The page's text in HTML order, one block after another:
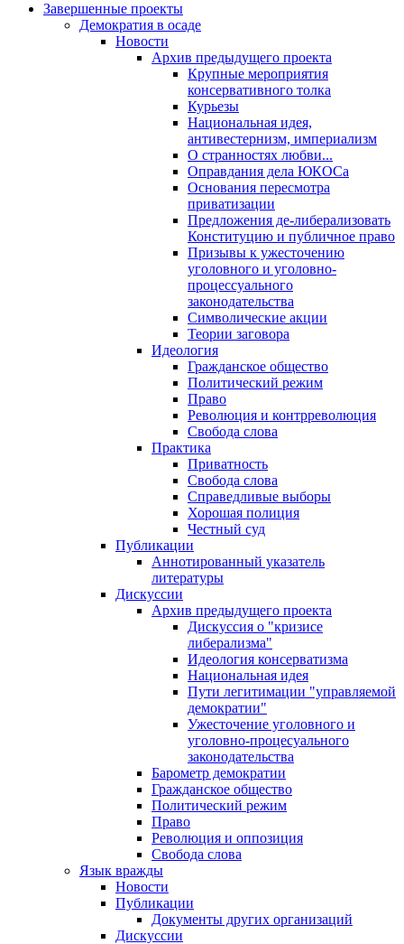
Завершенные проекты
Демократия в осаде
Новости
Архив предыдущего проекта
Крупные мероприятия
консервативного толка
Курьезы
Национальная идея,
антивестернизм, империализм
О странностях любви...
Оправдания дела ЮКОСа
Основания пересмотра
приватизации
Предложения де-либерализовать
Конституцию и публичное право
Призывы к ужесточению
уголовного и уголовно-
процессуального
законодательства
Символические акции
Теории заговора
Идеология
Гражданское общество
Политический режим
Право
Революция и контрреволюция
Свобода слова
Практика
Приватность
Свобода слова
Справедливые выборы
Хорошая полиция
Честный суд
Публикации
Аннотированный указатель
литературы
Дискуссии
Архив предыдущего проекта
Дискуссия о "кризисе
либерализма"
Идеология консерватизма
Национальная идея
Пути легитимации "управляемой
демократии"
Ужесточение уголовного и
уголовно-процесуального
законодательства
Барометр демократии
Гражданское общество
Политический режим
Право
Революция и оппозиция
Свобода слова
Язык вражды
Новости
Публикации
Документы других организаций
Дискуссии